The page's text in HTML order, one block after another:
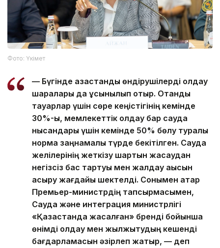
Фото: Үкімет
— Бүгінде қазақстандық өндірушілерді қолдау
шаралары да ұсынылып отыр. Отандық
тауарлар үшін сөре кеңістігінің кемінде
30%-ы, мемлекеттік қолдау бар сауда
нысандары үшін кемінде 50% бөлу туралы
норма заңнамалық түрде бекітілген. Сауда
желілерінің жеткізу шартын жасаудан
негізсіз бас тартуы мен жалдау ақысын
асыру жағдайы шектелді. Сонымен қатар
Премьер-министрдің тапсырмасымен,
Сауда және интеграция министрлігі
«Қазақстанда жасалған» бренді бойынша
өнімді қолдау мен жылжытудың кешенді
бағдарламасын әзірлеп жатыр, — деп